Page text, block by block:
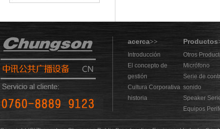
acerca>> Productos
Introducción
El concepto de
gestión
Cultura Corporativa
historia
Otros
Micrófono
Serie de
sonido
Speaker
Equipos